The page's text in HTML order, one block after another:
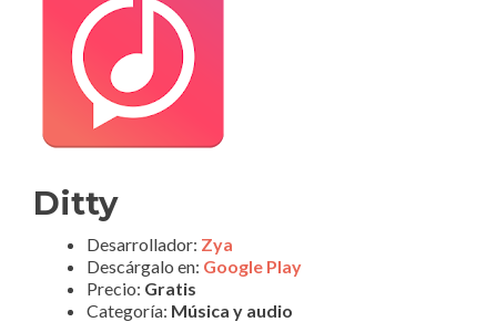
Ditty
Desarrollador: Zya
Descárgalo en: Google Play
Precio: Gratis
Categoría: Música y audio